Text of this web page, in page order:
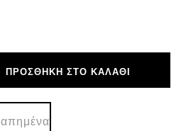
ΠΡΟΣΘΉΚΗ ΣΤΟ ΚΑΛΆΘΙ